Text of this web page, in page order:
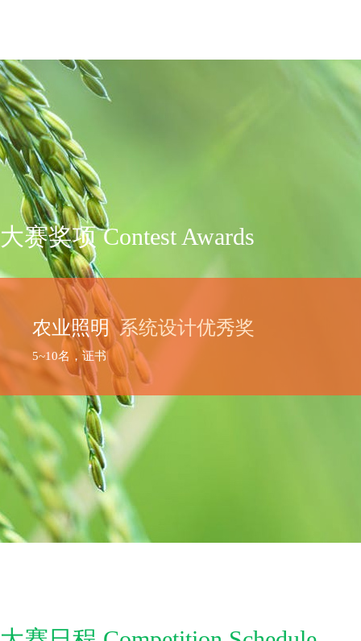
大赛奖项 Contest Awards
农业照明系统设计优秀奖
5~10名，证书